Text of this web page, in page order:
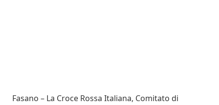
Fasano – La Croce Rossa Italiana, Comitato di